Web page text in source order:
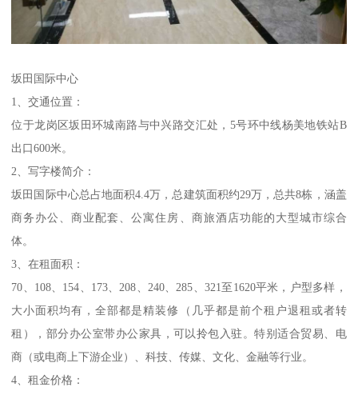
坂田国际中心
1、交通位置：
位于龙岗区坂田环城南路与中兴路交汇处，5号环中线杨美地铁站B
出口600米。
2、写字楼简介：
坂田国际中心总占地面积4.4万，总建筑面积约29万，总共8栋，涵盖
商务办公、商业配套、公寓住房、商旅酒店功能的大型城市综合
体。
3、在租面积：
70、108、154、173、208、240、285、321至1620平米，户型多样，
大小面积均有，全部都是精装修（几乎都是前个租户退租或者转
租），部分办公室带办公家具，可以拎包入驻。特别适合贸易、电
商（或电商上下游企业）、科技、传媒、文化、金融等行业。
4、租金价格：